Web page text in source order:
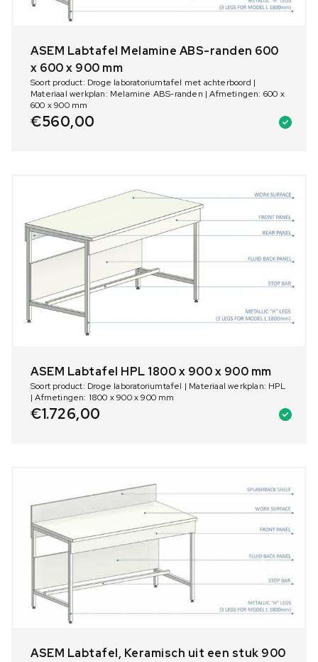
ASEM Labtafel Melamine ABS-randen 600
x 600 x 900 mm
Soort product: Droge laboratoriumtafel met achterboord |
Materiaal werkplan: Melamine ABS-randen | Afmetingen: 600 x
600 x 900 mm
€560,00
ASEM Labtafel HPL 1800 x 900 x 900 mm
Soort product: Droge laboratoriumtafel | Materiaal werkplan: HPL
| Afmetingen: 1800 x 900 x 900 mm
€1.726,00
ASEM Labtafel, Keramisch uit een stuk 900